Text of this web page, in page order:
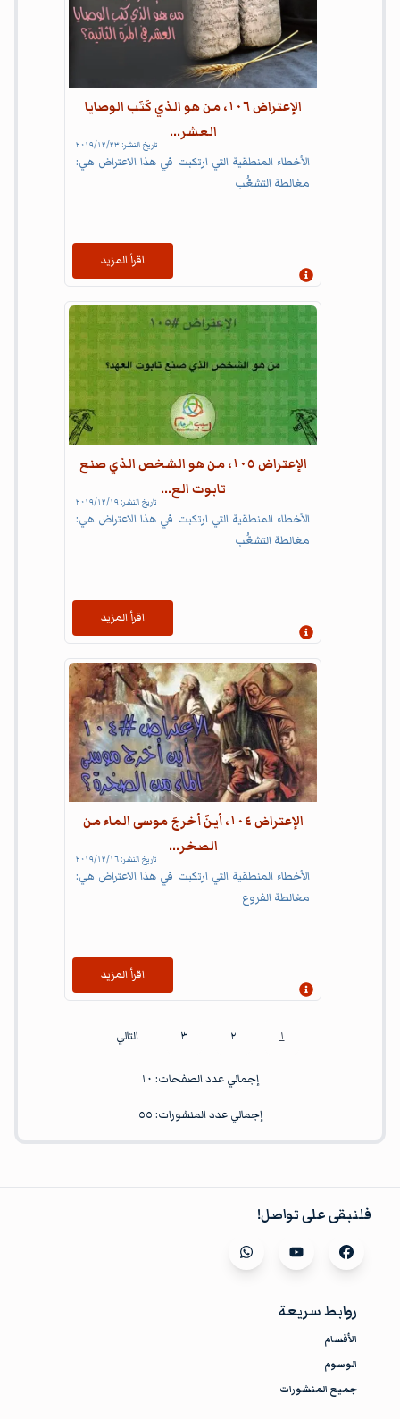
الإعتراض ١٠٦، من هو الذي كَتَب الوصايا
العشر...
تاريخ النشر: ٢٣‏/١٢‏/٢٠١٩
الأخطاء المنطقية التي ارتكبت في هذا الاعتراض هي:
مغالطة التشعُّب
إظهار المعلومات
اقرأ المزيد
الإعتراض ١٠٥، من هو الشخص الذي صنع
تابوت الع...
تاريخ النشر: ١٩‏/١٢‏/٢٠١٩
الأخطاء المنطقية التي ارتكبت في هذا الاعتراض هي:
مغالطة التشعُّب
إظهار المعلومات
اقرأ المزيد
الإعتراض ١٠٤، أينَ أخرجَ موسى الماء من
الصخر...
تاريخ النشر: ١٦‏/١٢‏/٢٠١٩
الأخطاء المنطقية التي ارتكبت في هذا الاعتراض هي:
مغالطة الفروع
إظهار المعلومات
اقرأ المزيد
١ ٢ ٣ التالي
إجمالي عدد الصفحات: ١٠
إجمالي عدد المنشورات: ٥٥
فلنبقى على تواصل!
Visit ourfacebook
Visit our youtube
whatsapp
روابط سريعة
الأقسام
الوسوم
جميع المنشورات